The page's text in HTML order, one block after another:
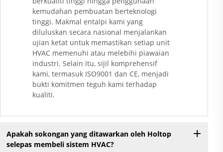
kemudahan pembuatan berteknologi
tinggi. Makmal entalpi kami yang
diluluskan secara nasional menjalankan
ujian ketat untuk memastikan setiap unit
HVAC memenuhi atau melebihi piawaian
industri. Selain itu, sijil komprehensif
kami, termasuk ISO9001 dan CE, menjadi
bukti komitmen teguh kami terhadap
kualiti.
Apakah sokongan yang ditawarkan oleh Holtop
selepas membeli sistem HVAC?